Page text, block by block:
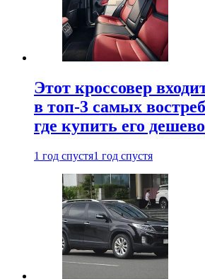
Этот кроссовер
в топ-3 самых
где купить его дешево
1 год спустя1 год спустя